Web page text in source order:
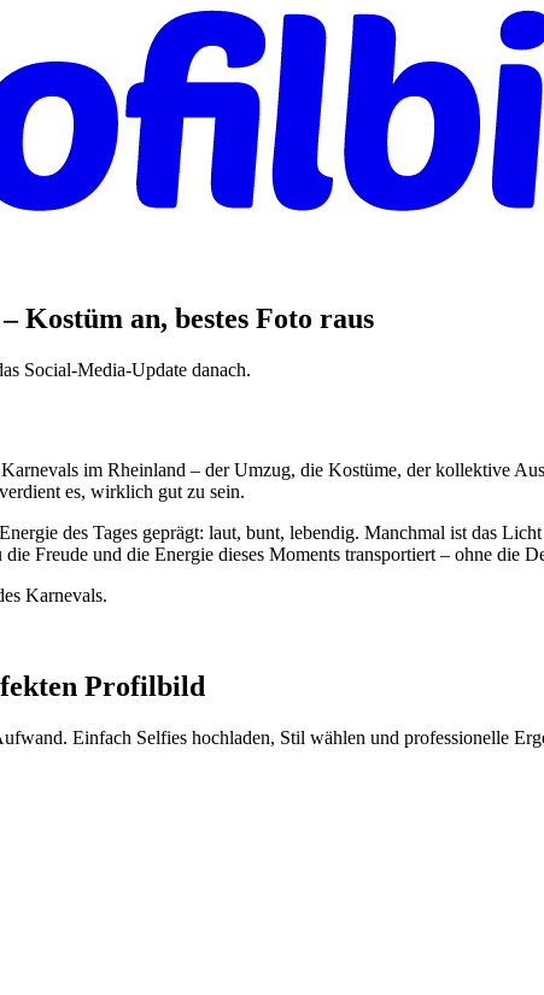
Kostüm an, bestes Foto raus
Social-Media-Update danach.
im Rheinland – der Umzug, die Kostüme, der kollektive
es, wirklich gut zu sein.
des Tages geprägt: laut, bunt, lebendig. Manchmal ist das
die Freude und die Energie dieses Moments transportiert – ohne die
Karnevals.
Profilbild
Einfach Selfies hochladen, Stil wählen und professionelle